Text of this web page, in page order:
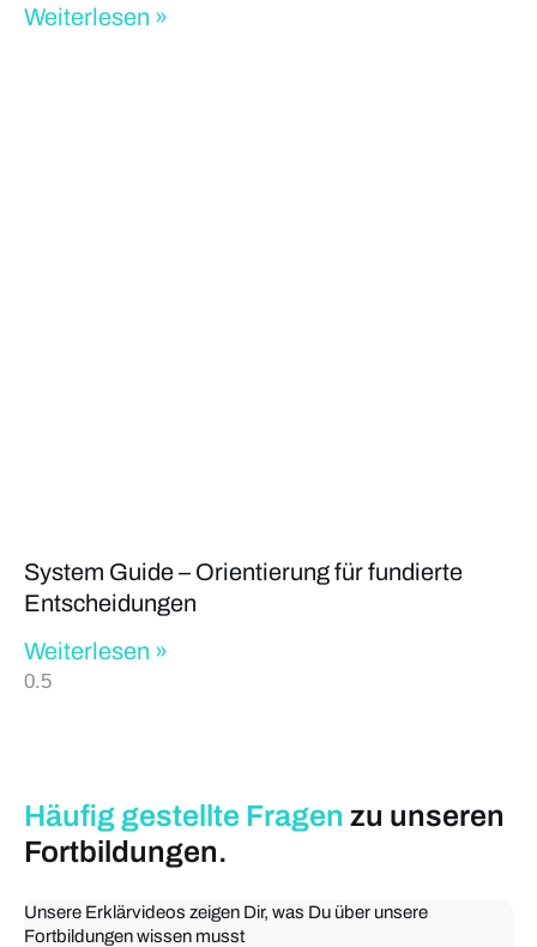
Weiterlesen »
System Guide – Orientierung für fundierte
Entscheidungen
Weiterlesen »
Häufig gestellte Fragen zu unseren
Fortbildungen.
Unsere Erklärvideos zeigen Dir, was Du über unsere
Fortbildungen wissen musst